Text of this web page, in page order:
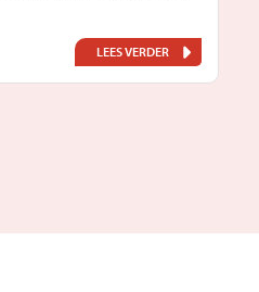
LEES VERDER